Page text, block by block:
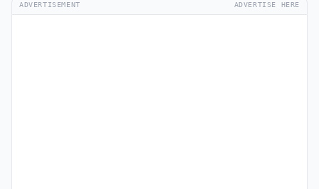
ADVERTISEMENT ADVERTISE HERE